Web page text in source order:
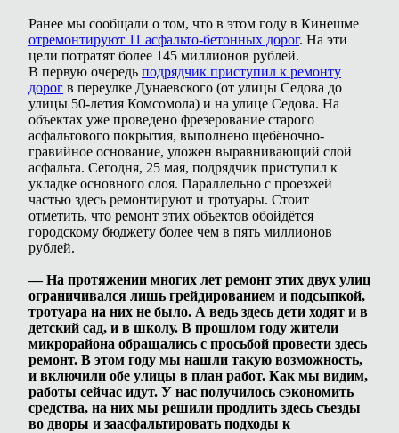
Ранее мы сообщали о том, что в этом году в Кинешме
отремонтируют 11 асфальто-бетонных дорог. На эти
цели потратят более 145 миллионов рублей.
В первую очередь подрядчик приступил к ремонту
дорог в переулке Дунаевского (от улицы Седова до
улицы 50-летия Комсомола) и на улице Седова. На
объектах уже проведено фрезерование старого
асфальтового покрытия, выполнено щебёночно-
гравийное основание, уложен выравнивающий слой
асфальта. Сегодня, 25 мая, подрядчик приступил к
укладке основного слоя. Параллельно с проезжей
частью здесь ремонтируют и тротуары. Стоит
отметить, что ремонт этих объектов обойдётся
городскому бюджету более чем в пять миллионов
рублей.
— На протяжении многих лет ремонт этих двух улиц
ограничивался лишь грейдированием и подсыпкой,
тротуара на них не было. А ведь здесь дети ходят и в
детский сад, и в школу. В прошлом году жители
микрорайона обращались с просьбой провести здесь
ремонт. В этом году мы нашли такую возможность,
и включили обе улицы в план работ. Как мы видим,
работы сейчас идут. У нас получилось сэкономить
средства, на них мы решили продлить здесь съезды
во дворы и заасфальтировать подходы к